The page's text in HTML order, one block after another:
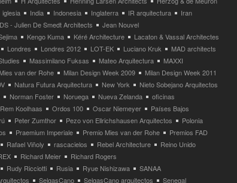
iglesia India Indonesia Inglaterra IR arquitectura
Iran
- Julien De Smedt Architects
Jean Nouvel
Kengo Kuma Kéré Architecture
Lacaton & Vassal Architectes
Londres Londres 2012 LOT-EK Luciano Kruk
MAD architects
Massimilano Fuksas Mateo Arquitectura
MAXXI
Mies van der Rohe Milan Design Week 2009
Milan Design Week 2011
Natura Futura Arquitectura New York
Nieto Sobejano Arquitectos
Norman Foster Noruega Nueva Zelanda
oficinas
Koolhaas Ordos 100 Oscar Niemeyer
Países Bajos
Peter Zumthor Pezo von Ellrichshausen Arquitectos
Polonia
Praemium Imperiale Premio Mies van der Rohe
Premios FAD
Rafael Viñoly rascacielos Rebel Architecture
Reino Unido
Richard Meier
Richard Rogers
Rudy Ricciotti Rusia Ryue Nishizawa
SANAA
SelgasCano SelgasCano arquitectos Senegal